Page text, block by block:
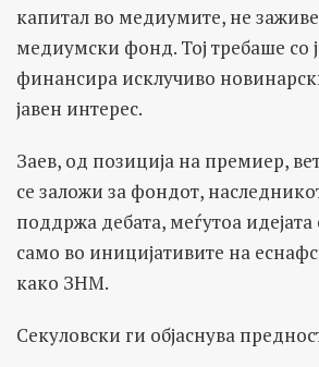
капитал во медиумите, не
медиумски фонд. Тој требаше со
финансира исклучиво
јавен интерес.
Заев, од позиција на премиер,
се заложи за фондот,
поддржа дебата, меѓутоа
само во иницијативите на
како ЗНМ.
Секуловски ги објаснува